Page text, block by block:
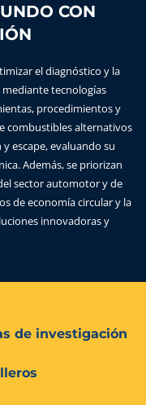
CON
el diagnóstico y la
tecnologías
procedimientos y
combustibles alternativos
escape, evaluando su
Además, se priorizan
sector automotor y de
de economía circular y la
innovadoras y
de investigación